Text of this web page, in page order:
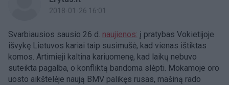
2018-01-26 16:01
Svarbiausios sausio 26 d. naujienos: į pratybas Vokietijoje
išvykę Lietuvos kariai taip susimušė, kad vienas ištiktas
komos. Artimieji kaltina kariuomenę, kad laikų nebuvo
suteikta pagalba, o konfliktą bandoma slėpti. Mokamoje oro
uosto aikštelėje naują BMV palikęs rusas, mašiną rado